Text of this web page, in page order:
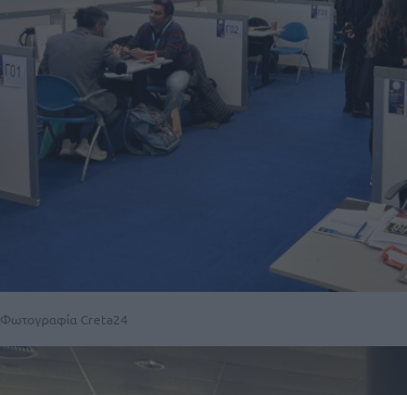
Φωτογραφία Creta24